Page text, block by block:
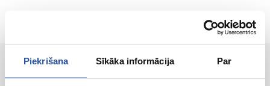
Piekrišana Sīkāka informācija Par
RU
Страница не найдена!